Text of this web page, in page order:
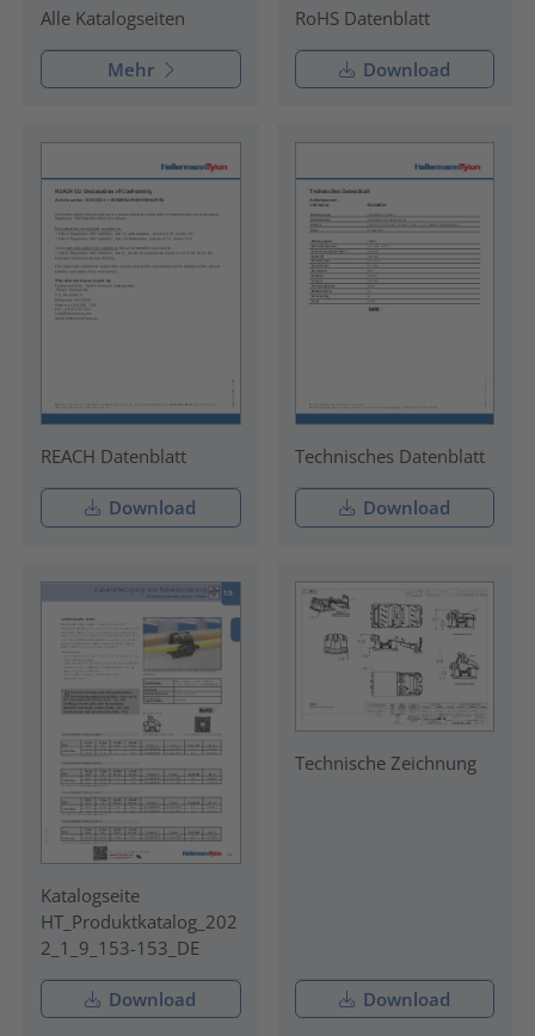
Alle Katalogseiten
Mehr
RoHS Datenblatt
Download
REACH Datenblatt
Download
Technisches Datenblatt
Download
Katalogseite
HT_Produktkatalog_202
2_1_9_153-153_DE
Download
Technische Zeichnung
Download